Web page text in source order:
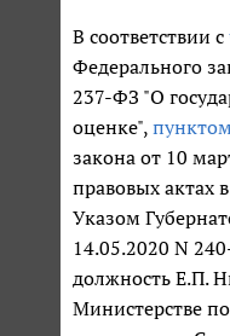
В соответствии с
Федерального
237-ФЗ "О
оценке",
закона от 10
правовых актах
Указом
14.05.2020 N
должность Е.П.
Министерстве